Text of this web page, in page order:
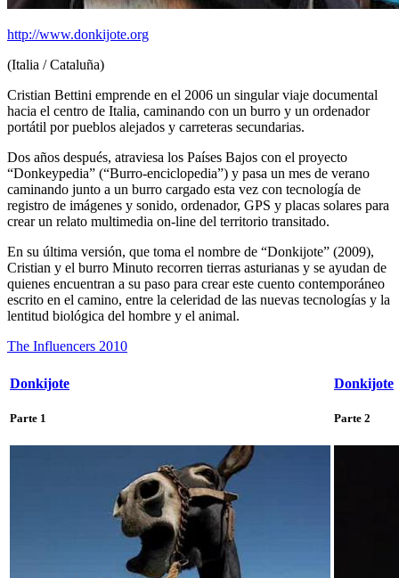
http://www.donkijote.org
(Italia / Cataluña)
Cristian Bettini emprende en el 2006 un singular viaje documental
hacia el centro de Italia, caminando con un burro y un ordenador
portátil por pueblos alejados y carreteras secundarias.
Dos años después, atraviesa los Países Bajos con el proyecto
“Donkeypedia” (“Burro-enciclopedia”) y pasa un mes de verano
caminando junto a un burro cargado esta vez con tecnología de
registro de imágenes y sonido, ordenador, GPS y placas solares para
crear un relato multimedia on-line del territorio transitado.
En su última versión, que toma el nombre de “Donkijote” (2009),
Cristian y el burro Minuto recorren tierras asturianas y se ayudan de
quienes encuentran a su paso para crear este cuento contemporáneo
escrito en el camino, entre la celeridad de las nuevas tecnologías y la
lentitud biológica del hombre y el animal.
The Influencers 2010
Donkijote
Parte 1
Donkijote
Parte 2